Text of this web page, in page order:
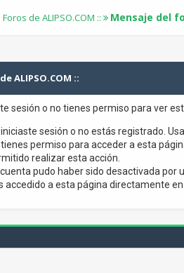
Foros de ALIPSO.COM :: Mensaje del
ALIPSO.COM ::
sesión o no tienes permiso para ver
iniciaste sesión o no estás registrado.
tienes permiso para acceder a esta
realizar esta acción.
pudo haber sido desactivada por
accedido a esta página directamente